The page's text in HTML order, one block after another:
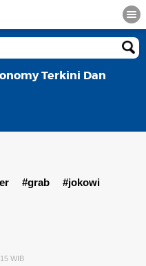
Terkini Dan
#grab
#jokowi
WIB